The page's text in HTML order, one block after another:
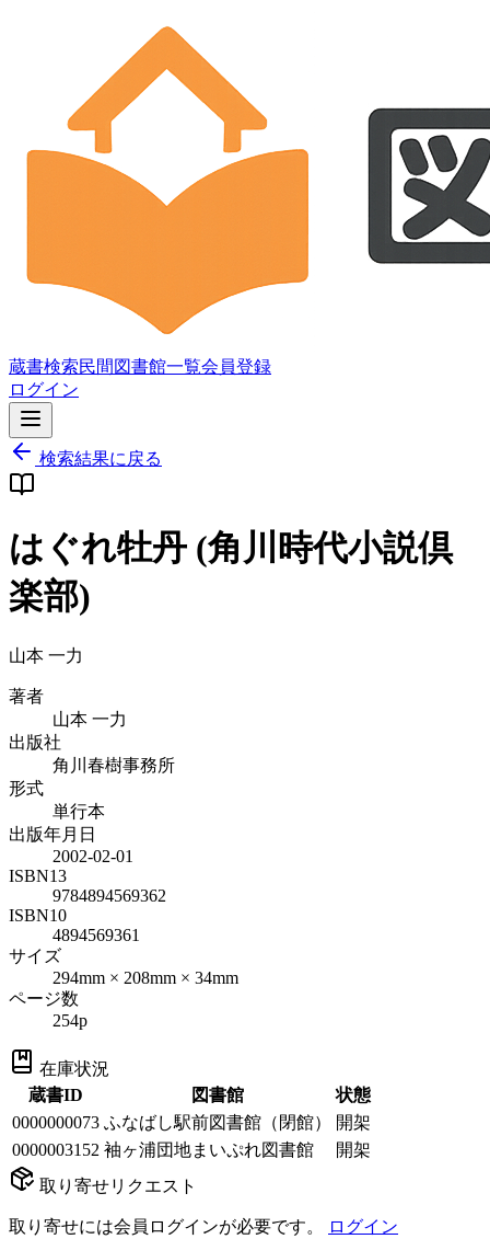
蔵書検索民間図書館一覧会員登録
ログイン
検索結果に戻る
はぐれ牡丹 (角川時代小説倶
楽部)
山本 一力
著者
山本 一力
出版社
角川春樹事務所
形式
単行本
出版年月日
2002-02-01
ISBN13
9784894569362
ISBN10
4894569361
サイズ
294mm × 208mm × 34mm
ページ数
254p
在庫状況
蔵書ID
図書館
状態
0000000073 ふなばし駅前図書館（閉館）
開架
0000003152 袖ヶ浦団地まいぷれ図書館
開架
取り寄せリクエスト
取り寄せには会員ログインが必要です。 ログイン